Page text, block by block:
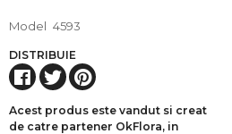
Model 4593
DISTRIBUIE
Acest produs este vandut si creat
de catre partener OkFlora, in